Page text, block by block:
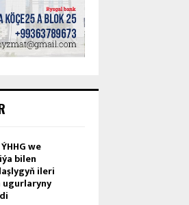
we
bilen
ileri